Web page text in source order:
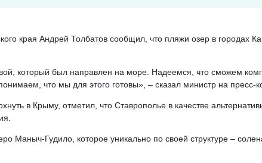
края Андрей Толбатов сообщил, что пляжи озер в городах
который был направлен на море. Надеемся, что сможем
что мы для этого готовы», – сказал министр на пресс-
в Крыму, отметил, что Ставрополье в качестве
Маныч-Гудило, которое уникально по своей структуре –